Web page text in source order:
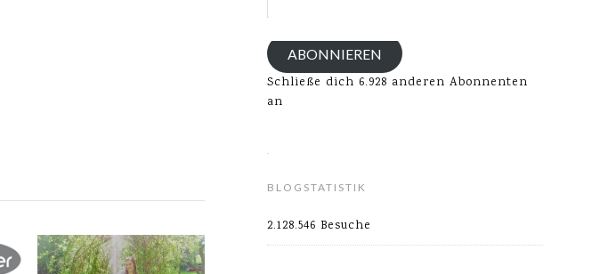
Mail-
ABONNIEREN
Schließe dich 6.928 anderen Abonnenten
an
BLOGSTATISTIK
2.128.546 Besuche